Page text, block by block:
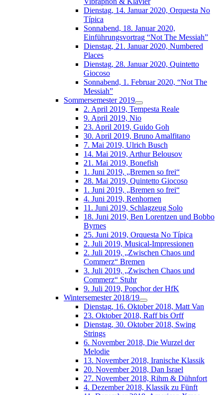
Dienstag, 14. Januar 2020, Orquesta No
Típica
Sonnabend, 18. Januar 2020,
Einführungsvortrag “Not The Messiah”
Dienstag, 21. Januar 2020, Numbered
Places
Dienstag, 28. Januar 2020, Quintetto
Giocoso
Sonnabend, 1. Februar 2020, “Not The
Messiah”
Sommersemester 2019
2. April 2019, Tempesta Reale
9. April 2019, Nio
23. April 2019, Guido Goh
30. April 2019, Bruno Amalfitano
7. Mai 2019, Ulrich Busch
14. Mai 2019, Arthur Belousov
21. Mai 2019, Bonefish
1. Juni 2019, „Bremen so frei“
28. Mai 2019, Quintetto Giocoso
1. Juni 2019, „Bremen so frei“
4. Juni 2019, Renhornen
11. Juni 2019, Schlagzeug Solo
18. Juni 2019, Ben Lorentzen und Bobbo
Byrnes
25. Juni 2019, Orquesta No Típica
2. Juli 2019, Musical-Impressionen
2. Juli 2019, „Zwischen Chaos und
Commerz“ Bremen
3. Juli 2019, „Zwischen Chaos und
Commerz“ Stuhr
9. Juli 2019, Popchor der HfK
Wintersemester 2018/19
Dienstag, 16. Oktober 2018, Matt Van
23. Oktober 2018, Raff bis Orff
Dienstag, 30. Oktober 2018, Swing
Strings
6. November 2018, Die Wurzel der
Melodie
13. November 2018, Iranische Klassik
20. November 2018, Dan Israel
27. November 2018, Rihm & Dühnfort
4. Dezember 2018, Klassik zu Fünft